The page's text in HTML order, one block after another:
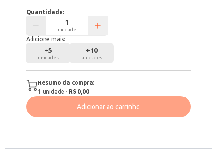
Quantidade:
unidade
Adicione mais:
+5
unidades
+10
unidades
Resumo da compra:
1 unidade · R$ 0,00
Adicionar ao carrinho